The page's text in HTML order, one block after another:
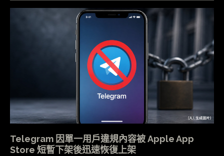
Telegram 因單一用戶違規內容被 Apple App
Store 短暫下架後迅速恢復上架